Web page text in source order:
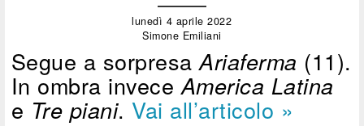
lunedì 4 aprile 2022
Simone Emiliani
Segue a sorpresaAriaferma (11).
In ombra inveceAmerica Latina
e Tre piani. Vai all’articolo »